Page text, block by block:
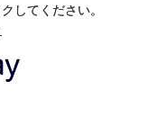
してください。